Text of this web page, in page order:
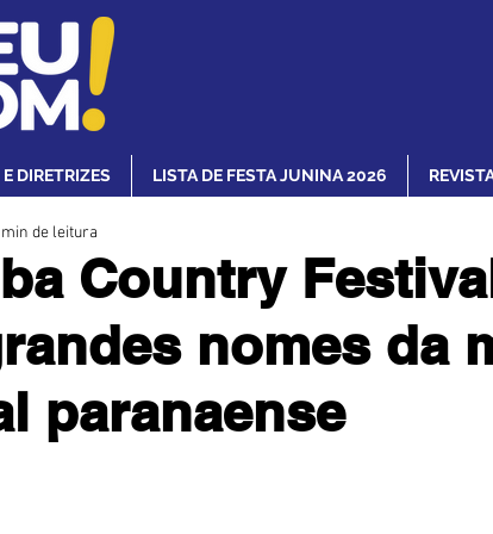
DIRETRIZES LISTA DE FESTA JUNINA 2026
Country
nomes da
paranaense
min de leitura